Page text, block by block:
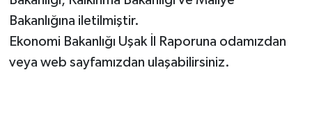
Bakanlığına iletilmiştir.
Ekonomi Bakanlığı Uşak İl Raporuna odamızdan
veya web sayfamızdan ulaşabilirsiniz.